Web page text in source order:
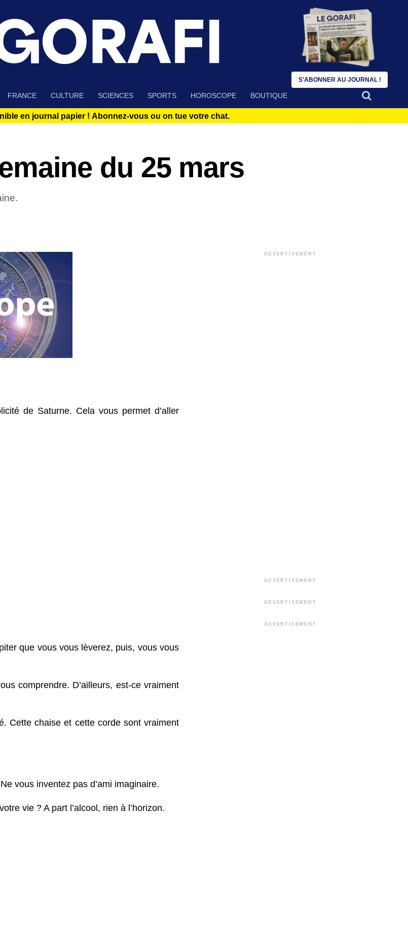
FRANCE CULTURE SCIENCES SPORTS HOROSCOPE BOUTIQUE
en journal papier ! Abonnez-vous ou on tue votre chat.
du 25 mars
de Saturne. Cela vous permet d’aller
que vous vous lèverez, puis, vous vous
comprendre. D’ailleurs, est-ce vraiment
Cette chaise et cette corde sont vraiment
vous inventez pas d’ami imaginaire.
vie ? A part l’alcool, rien à l’horizon.
ADVERTISEMENT
ADVERTISEMENT
ADVERTISEMENT
ADVERTISEMENT
S'ABONNER AU JOURNAL !